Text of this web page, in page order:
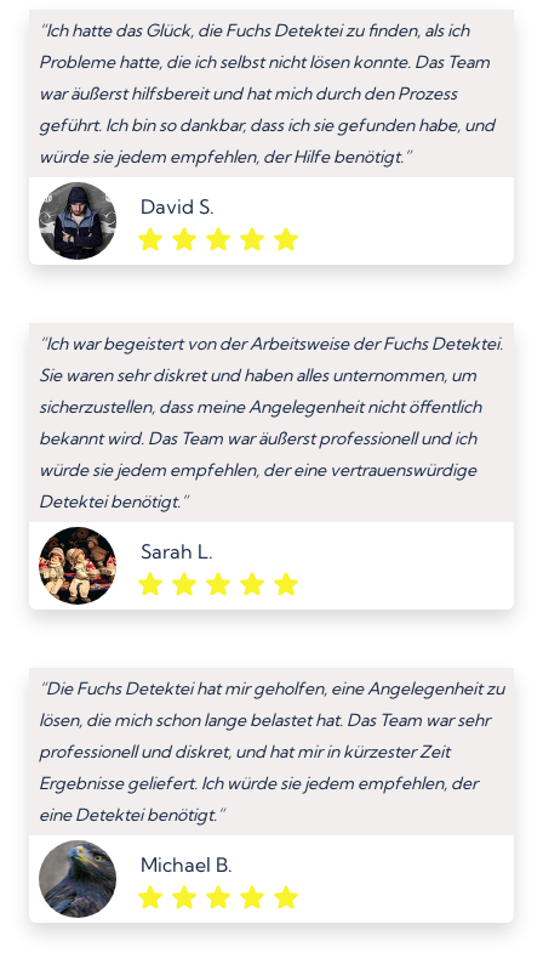
“Ich hatte das Glück, die Fuchs Detektei zu finden, als ich
Probleme hatte, die ich selbst nicht lösen konnte. Das Team
war äußerst hilfsbereit und hat mich durch den Prozess
geführt. Ich bin so dankbar, dass ich sie gefunden habe, und
würde sie jedem empfehlen, der Hilfe benötigt.”
David S.
“Ich war begeistert von der Arbeitsweise der Fuchs Detektei.
Sie waren sehr diskret und haben alles unternommen, um
sicherzustellen, dass meine Angelegenheit nicht öffentlich
bekannt wird. Das Team war äußerst professionell und ich
würde sie jedem empfehlen, der eine vertrauenswürdige
Detektei benötigt.”
Sarah L.
“Die Fuchs Detektei hat mir geholfen, eine Angelegenheit zu
lösen, die mich schon lange belastet hat. Das Team war sehr
professionell und diskret, und hat mir in kürzester Zeit
Ergebnisse geliefert. Ich würde sie jedem empfehlen, der
eine Detektei benötigt.”
Michael B.